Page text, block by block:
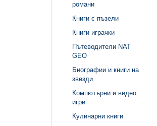
романи
Книги с пъзели
Книги играчки
Пътеводители NAT
GEO
Биографии и книги на
звезди
Компютърни и видео
игри
Кулинарни книги